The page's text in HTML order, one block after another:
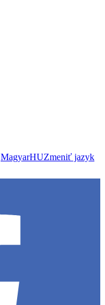
MagyarHUZmeniť jazyk